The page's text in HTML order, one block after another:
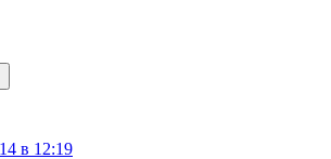
в 12:19